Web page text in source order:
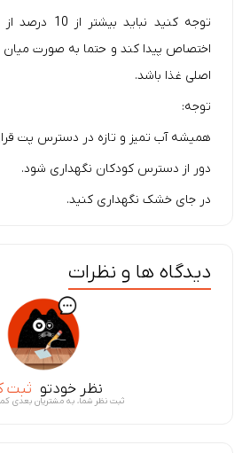
توجه کنید
اختصاص پیدا کند و حتما به صورت میان
اصلی غذا باشد.
توجه:
همیشه آب تمیز و تازه در دسترس پت
دور از دسترس کودکان نگهداری شود.
در جای خشک نگهداری کنید.
دیدگاه ها و نظرات
نظر خودتو ثبت
ثبت نظر شما، به مشتریان بعدی